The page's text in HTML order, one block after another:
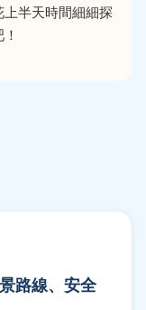
半天時間細細探
路線、安全